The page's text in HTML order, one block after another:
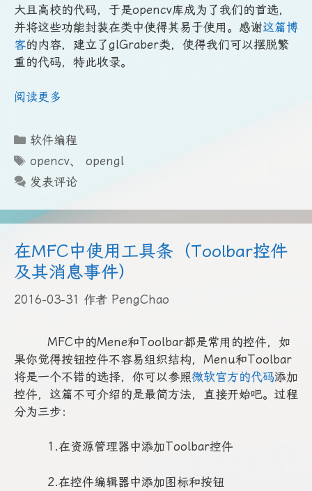
大且高校的代码，于是opencv库成为了我们的首选，
并将这些功能封装在类中使得其易于使用。感谢这篇博
客的内容，建立了glGraber类，使得我们可以摆脱繁
重的代码，特此收录。
阅读更多
分
软件编程
标
签
opencv、opengl
发表评论
在MFC中使用工具条（Toolbar控件
及其消息事件）
2016-03-31 作者 PengChao
MFC中的Mene和Toolbar都是常用的控件，如
果你觉得按钮控件不容易组织结构，Menu和Toolbar
将是一个不错的选择，你可以参照微软官方的代码添加
控件，这篇不可介绍的是最简方法，直接开始吧。过程
分为三步：
1.在资源管理器中添加Toolbar控件
2.在控件编辑器中添加图标和按钮